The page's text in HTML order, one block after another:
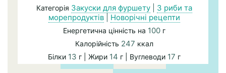
Категорія Закуски для фуршету
З риби та
морепродуктів
Новорічні рецепти
Енергетична цінність на 100 г
Калорійність 247 ккал
Білки 13 г | Жири 14 г | Вуглеводи 17 г